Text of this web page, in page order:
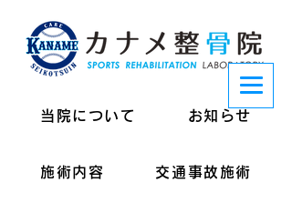
当院について お知らせ
施術内容 交通事故施術